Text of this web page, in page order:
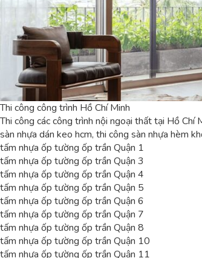
Thi công công trình Hồ Chí Minh
Thi công các công trình nội ngoại thất tại Hồ
sàn nhựa dán keo hcm, thi công sàn nhựa hèm
tấm nhựa ốp tường ốp trần Quận 1
tấm nhựa ốp tường ốp trần Quận 3
tấm nhựa ốp tường ốp trần Quận 4
tấm nhựa ốp tường ốp trần Quận 5
tấm nhựa ốp tường ốp trần Quận 6
tấm nhựa ốp tường ốp trần Quận 7
tấm nhựa ốp tường ốp trần Quận 8
tấm nhựa ốp tường ốp trần Quận 10
tấm nhựa ốp tường ốp trần Quận 11